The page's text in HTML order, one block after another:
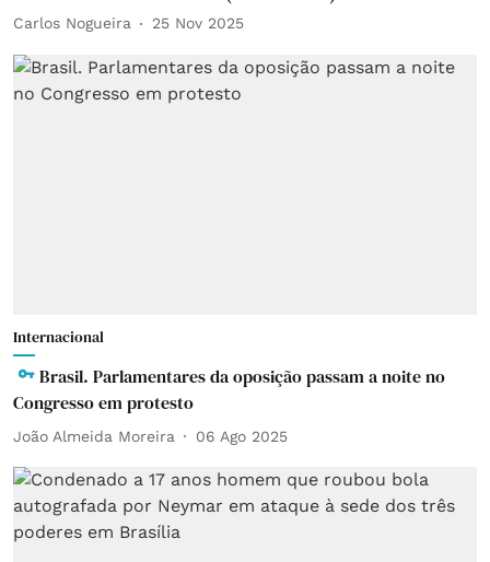
Carlos Nogueira 25 Nov 2025
Internacional
Brasil. Parlamentares da oposição passam a noite no
Congresso em protesto
João Almeida Moreira 06 Ago 2025